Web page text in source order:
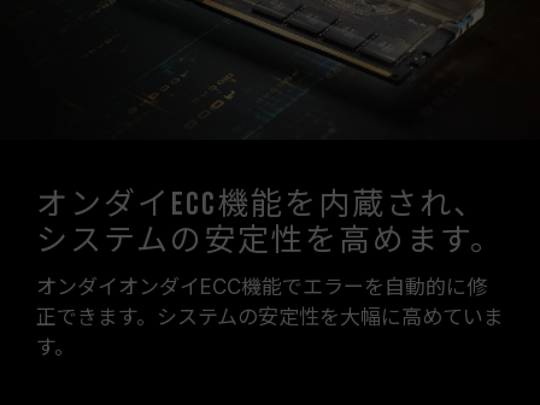
オンダイECC機能を内蔵され、
システムの安定性を高めます。
オンダイオンダイECC機能でエラーを自動的に修
正できます。システムの安定性を大幅に高めていま
す。